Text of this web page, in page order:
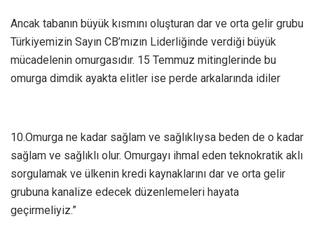
Ancak tabanın büyük kısmını oluşturan dar ve orta gelir grubu
Türkiyemizin Sayın CB’mızın Liderliğinde verdiği büyük
mücadelenin omurgasıdır. 15 Temmuz mitinglerinde bu
omurga dimdik ayakta elitler ise perde arkalarında idiler
10.Omurga ne kadar sağlam ve sağlıklıysa beden de o kadar
sağlam ve sağlıklı olur. Omurgayı ihmal eden teknokratik aklı
sorgulamak ve ülkenin kredi kaynaklarını dar ve orta gelir
grubuna kanalize edecek düzenlemeleri hayata
geçirmeliyiz.”